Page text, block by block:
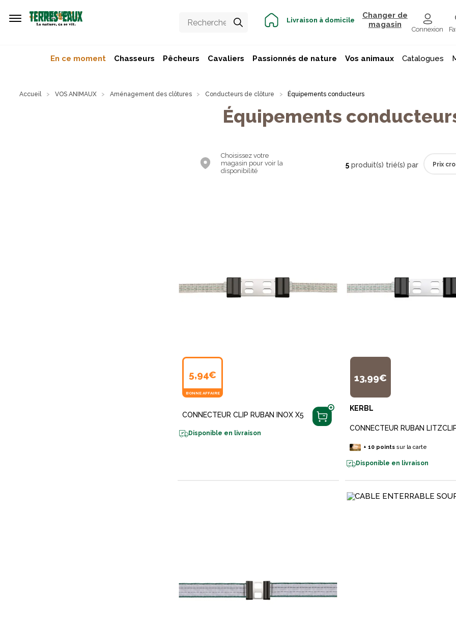
Livraison à domicile
Changer de
magasin
Connexion
En ce moment Chasseurs Pêcheurs Cavaliers Passionnés de nature Vos animaux Catalogues
Accueil VOS ANIMAUX Aménagement des clôtures Conducteurs de clôture Équipements conducteurs
Équipements
Choisissez votre
magasin pour voir la
disponibilité
5 produit(s) trié(s) par
5,94€
BONNE AFFAIRE
CONNECTEUR CLIP RUBAN INOX X5
Disponible en livraison
13,99€
KERBL
CONNECTEUR RUBAN
+ 10pointssur la carte
Disponible en livraison